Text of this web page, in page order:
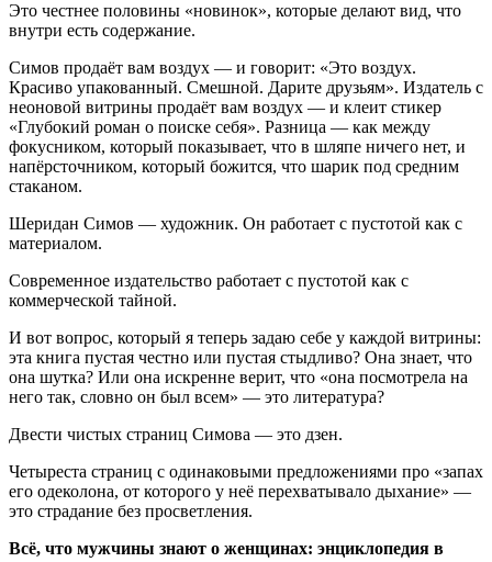
Это честнее половины «новинок», которые делают вид, что
внутри есть содержание.
Симов продаёт вам воздух — и говорит: «Это воздух.
Красиво упакованный. Смешной. Дарите друзьям». Издатель с
неоновой витрины продаёт вам воздух — и клеит стикер
«Глубокий роман о поиске себя». Разница — как между
фокусником, который показывает, что в шляпе ничего нет, и
напёрсточником, который божится, что шарик под средним
стаканом.
Шеридан Симов — художник. Он работает с пустотой как с
материалом.
Современное издательство работает с пустотой как с
коммерческой тайной.
И вот вопрос, который я теперь задаю себе у каждой витрины:
эта книга пустая честно или пустая стыдливо? Она знает, что
она шутка? Или она искренне верит, что «она посмотрела на
него так, словно он был всем» — это литература?
Двести чистых страниц Симова — это дзен.
Четыреста страниц с одинаковыми предложениями про «запах
его одеколона, от которого у неё перехватывало дыхание» —
это страдание без просветления.
Всё, что мужчины знают о женщинах: энциклопедия в